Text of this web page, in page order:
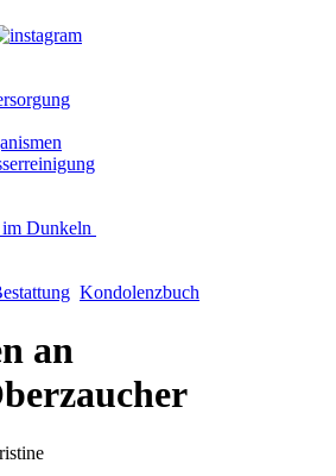
Kondolenzbuch
an